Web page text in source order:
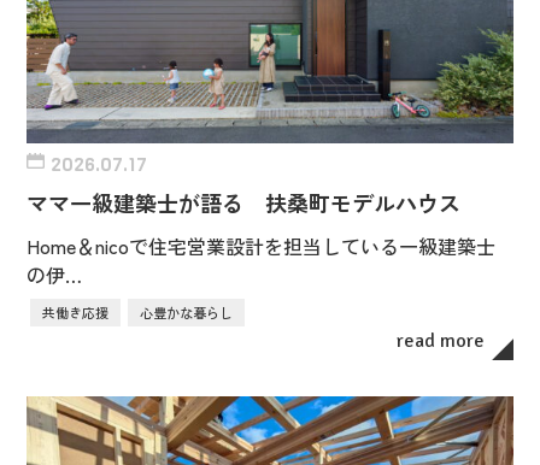
2026.07.17
ママ一級建築士が語る 扶桑町モデルハウス
Home＆nicoで住宅営業設計を担当している一級建築士
の伊…
共働き応援 心豊かな暮らし
read more